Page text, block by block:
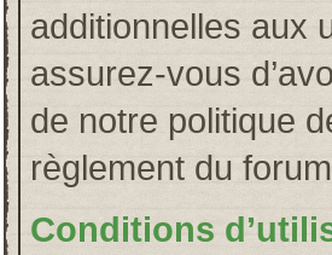
additionnelles aux
assurez-vous
de notre politique
règlement du
Conditions